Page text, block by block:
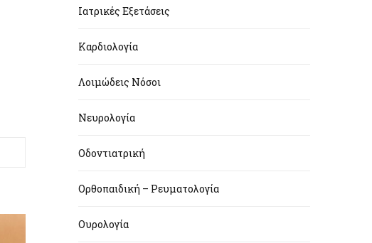
Ιατρικές Εξετάσεις
Καρδιολογία
Λοιμώδεις Νόσοι
Νευρολογία
Οδοντιατρική
Ορθοπαιδική – Ρευματολογία
Ουρολογία